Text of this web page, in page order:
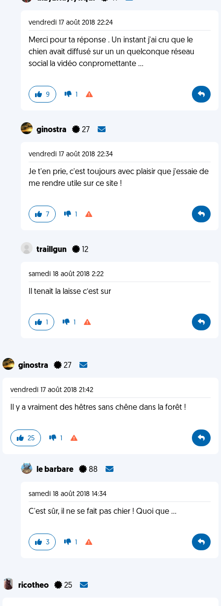
vendredi 17 août 2018 22:24
Merci pour ta réponse . Un instant j'ai cru que le
chien avait diffusé sur un un quelconque réseau
social la vidéo conpromettante ...
9 1
ginostra 27
vendredi 17 août 2018 22:34
Je t'en prie, c'est toujours avec plaisir que j'essaie de
me rendre utile sur ce site !
7 1
traillgun 12
samedi 18 août 2018 2:22
Il tenait la laisse c’est sur
1 1
ginostra 27
vendredi 17 août 2018 21:42
Il y a vraiment des hêtres sans chêne dans la forêt !
25 1
le barbare 88
samedi 18 août 2018 14:34
C'est sûr, il ne se fait pas chier ! Quoi que ...
3 1
ricotheo 25